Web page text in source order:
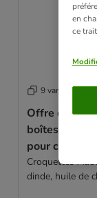
9 variantes
Offre d'essai
boîtes et
pour chat
Croquettes
dinde, huile de
en
ce